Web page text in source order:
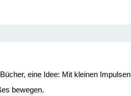
eine Idee: Mit kleinen Impulsen
bewegen.